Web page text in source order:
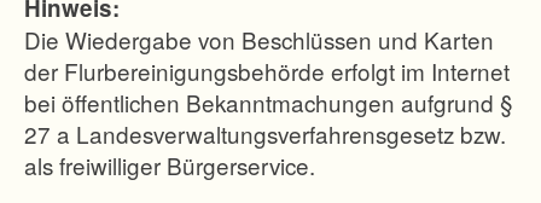
Hinweis:
Die Wiedergabe von Beschlüssen und Karten
der Flurbereinigungsbehörde erfolgt im Internet
bei öffentlichen Bekanntmachungen aufgrund §
27 a Landesverwaltungsverfahrensgesetz bzw.
als freiwilliger Bürgerservice.